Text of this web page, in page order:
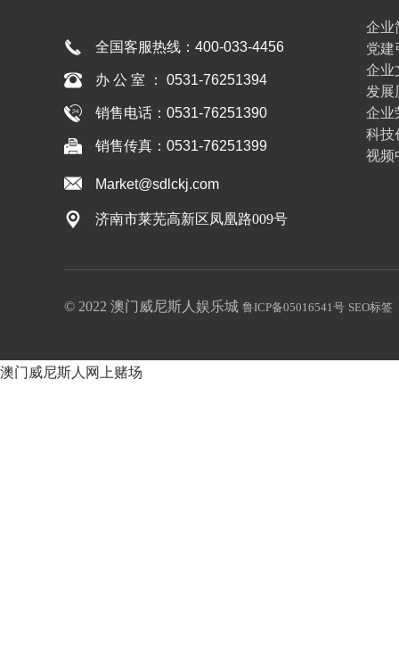
全国客服热线： 400-033-4456
办 公 室 ： 0531-76251394
销售电话：0531-76251390
销售传真：0531-76251399
Market@sdlckj.com
济南市莱芜高新区凤凰路009号
企业
党建
企业
发展
企业
科技
视频
© 2022 澳门威尼斯人娱乐城 鲁ICP备05016541号 SEO标签
澳门威尼斯人网上赌场